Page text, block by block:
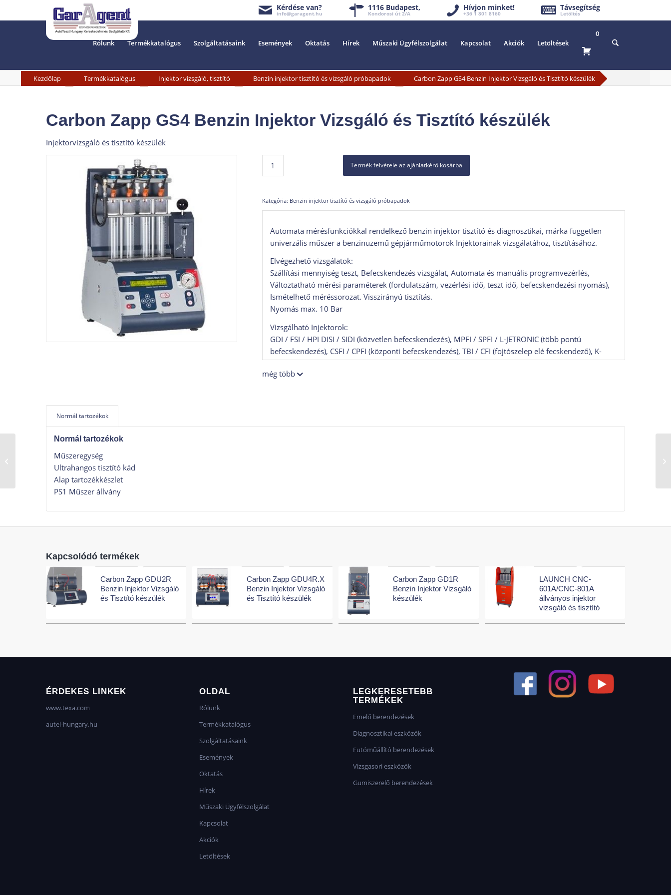
Kérdése van?
info@garagent.hu
1116 Budapest,
Kondorosi út 2/A
Hívjon minket!
+36 1 801 8160
Távsegítség
Letöltés
Rólunk Termékkatalógus Szolgáltatásaink Események Oktatás Hírek Műszaki Ügyfélszolgálat Kapcsolat Akciók Letöltések
0
Kezdőlap Termékkatalógus Injektor vizsgáló, tisztító Benzin injektor tisztító és vizsgáló próbapadok Carbon Zapp GS4 Benzin Injektor Vizsgáló és Tisztító készülék
Carbon Zapp GS4 Benzin Injektor Vizsgáló és Tisztító készülék
Injektorvizsgáló és tisztító készülék
Termék felvétele az ajánlatkérő kosárba
Kategória: Benzin injektor tisztító és vizsgáló próbapadok
Automata mérésfunkciókkal rendelkező benzin injektor tisztító és diagnosztikai, márka független
univerzális műszer a benzinüzemű gépjárműmotorok Injektorainak vizsgálatához, tisztításához.
Elvégezhető vizsgálatok:
Szállítási mennyiség teszt, Befecskendezés vizsgálat, Automata és manuális programvezérlés,
Változtatható mérési paraméterek (fordulatszám, vezérlési idő, teszt idő, befecskendezési nyomás),
Ismételhető méréssorozat. Visszirányú tisztítás.
Nyomás max. 10 Bar
Vizsgálható Injektorok:
GDI / FSI / HPI DISI / SIDI (közvetlen befecskendezés), MPFI / SPFI / L-JETRONIC (több pontú
befecskendezés), CSFI / CPFI (központi befecskendezés), TBI / CFI (fojtószelep elé fecskendező), K-
JETRONIC (folyamatos)
Bizonyos injektor típusok vizsgálatához opcionális tartozékok szükségesek.
szennyeződések gyors és egyszerű tisztítására.
még több
Normál tartozékok
Normál tartozékok
Műszeregység
Ultrahangos tisztító kád
Alap tartozékkészlet
PS1 Műszer állvány
Kapcsolódó termékek
Carbon Zapp GDU2R
Benzin Injektor Vizsgáló
és Tisztító készülék
Carbon Zapp GDU4R.X
Benzin Injektor Vizsgáló
és Tisztító készülék
Carbon Zapp GD1R
Benzin Injektor Vizsgáló
készülék
LAUNCH CNC-
601A/CNC-801A
állványos injektor
vizsgáló és tisztító
ÉRDEKES LINKEK
www.texa.com
autel-hungary.hu
OLDAL
Rólunk
Termékkatalógus
Szolgáltatásaink
Események
Oktatás
Hírek
Műszaki Ügyfélszolgálat
Kapcsolat
Akciók
Letöltések
LEGKERESETEBB
TERMÉKEK
Emelő berendezések
Diagnosztikai eszközök
Futóműállító berendezések
Vizsgasori eszközök
Gumiszerelő berendezések
602A/CNC-802A
Injektor vizsgáló és